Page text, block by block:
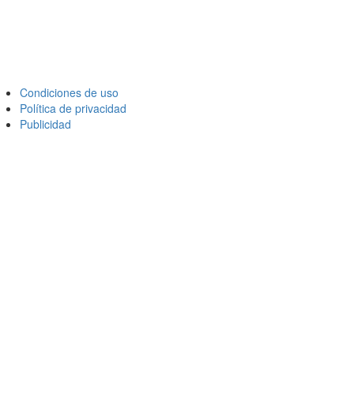
Condiciones de uso
Política de privacidad
Publicidad